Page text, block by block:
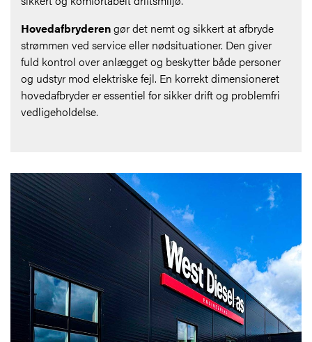
Hovedafbryderengør det nemt og sikkert at afbryde
strømmen ved service eller nødsituationer. Den giver
fuld kontrol over anlægget og beskytter både personer
og udstyr mod elektriske fejl. En korrekt dimensioneret
hovedafbryder er essentiel for sikker drift og problemfri
vedligeholdelse.